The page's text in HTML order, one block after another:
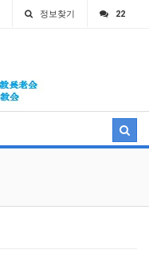
정보찾기 22